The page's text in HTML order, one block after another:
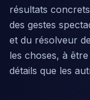
résultats
des gestes
et du résolveur
les choses, à
détails que les